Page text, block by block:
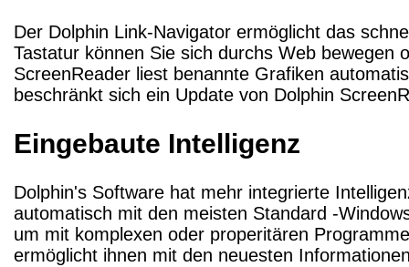
Der Dolphin Link-Navigator ermöglicht das
Tastatur können Sie sich durchs Web bewegen
ScreenReader liest benannte Grafiken
beschränkt sich ein Update von Dolphin
Eingebaute Intelligenz
Dolphin's Software hat mehr integrierte
automatisch mit den meisten Standard -
um mit komplexen oder properitären
ermöglicht ihnen mit den neuesten